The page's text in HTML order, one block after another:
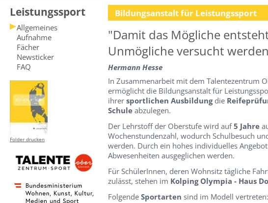
Leistungssport
Allgemeines
Aufnahme
Fächer
Newsticker
FAQ
Folder drucken
Bildungsanstalt für Leistungssport
"Damit das Mögliche
Unmögliche versucht
Hermann Hesse
In Zusammenarbeit mit dem Talentezentrum
ermöglicht die Bildungsanstalt für
ihrersportlichen Ausbildungdie
Schule abzulegen.
Der Lehrstoff der Oberstufe wird auf5 Jahre
Wochenstundenzahl, wodurch Schulbesuch
werden. Durch ein hohes individuelles
Abwesenheiten ausgeglichen werden.
Für SchülerInnen, deren Wohnsitz tägliche
zulässt, stehen im Kolping Olympia - Haus
FolgendeSportarten sind im Modell vertreten: